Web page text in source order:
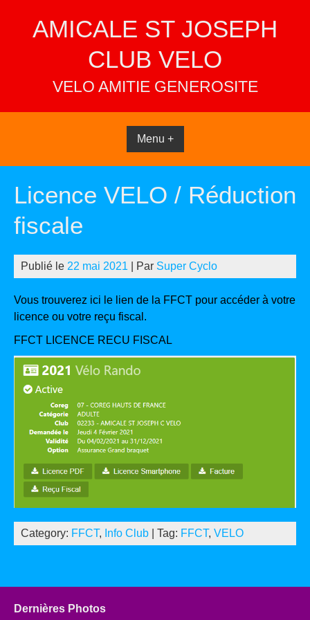
contentAMICALE ST JOSEPH
CLUB VELO
VELO AMITIE GENEROSITE
Menu +
Licence VELO / Réduction
fiscale
Publié le 22 mai 2021 | Par Super Cyclo
Vous trouverez ici le lien de la FFCT pour accéder à votre
licence ou votre reçu fiscal.
FFCT LICENCE RECU FISCAL
Category: FFCT, Info Club | Tag: FFCT, VELO
Dernières Photos